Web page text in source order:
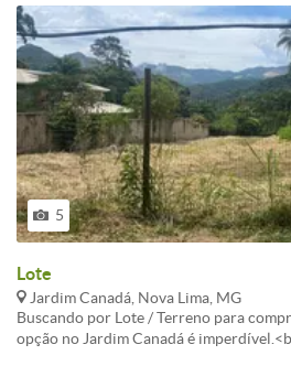
5
Lote
Jardim Canadá, Nova Lima, MG
Buscando por Lote / Terreno para
opção no Jardim Canadá é